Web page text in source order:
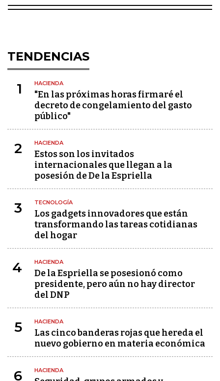
TENDENCIAS
1 HACIENDA
"En las próximas horas firmaré el
decreto de congelamiento del gasto
público"
2 HACIENDA
Estos son los invitados
internacionales que llegan a la
posesión de De la Espriella
3 TECNOLOGÍA
Los gadgets innovadores que están
transformando las tareas cotidianas
del hogar
4 HACIENDA
De la Espriella se posesionó como
presidente, pero aún no hay director
del DNP
5 HACIENDA
Las cinco banderas rojas que hereda el
nuevo gobierno en materia económica
6 HACIENDA